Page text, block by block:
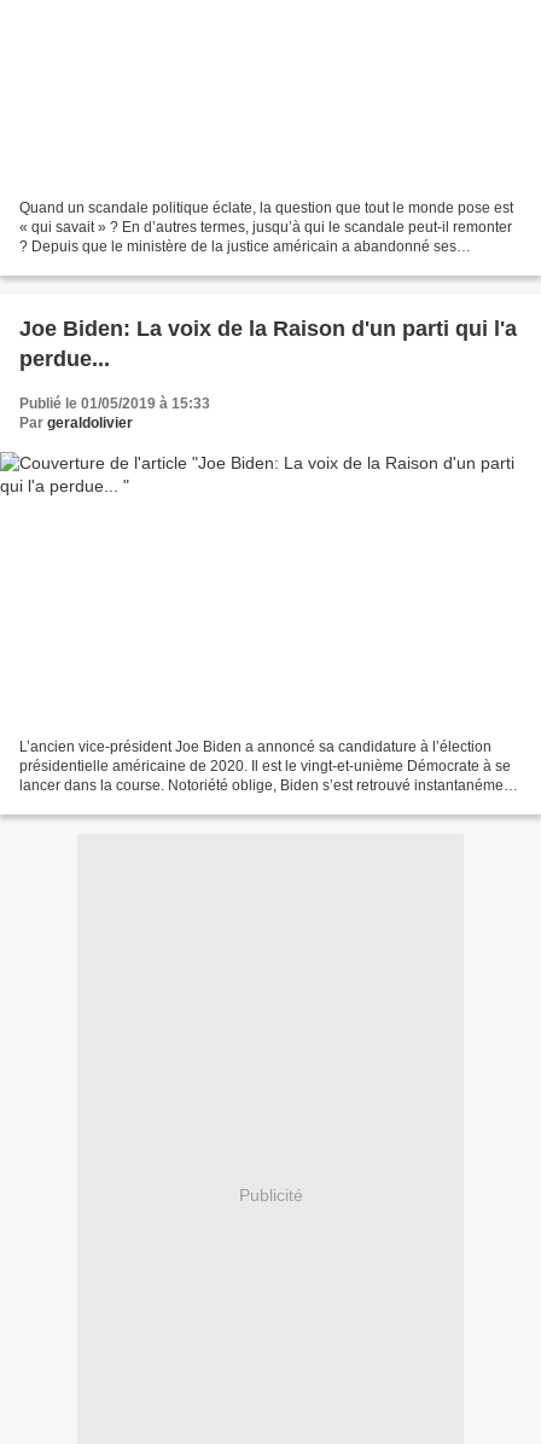
Quand un scandale politique éclate, la question que tout le monde pose est
« qui savait » ? En d’autres termes, jusqu’à qui le scandale peut-il remonter
? Depuis que le ministère de la justice américain a abandonné ses
Joe Biden: La voix de la Raison d'un parti qui l'a
perdue...
Publié le 01/05/2019 à 15:33
Par geraldolivier
L’ancien vice-président Joe Biden a annoncé sa candidature à l’élection
présidentielle américaine de 2020. Il est le vingt-et-unième Démocrate à se
lancer dans la course. Notoriété oblige, Biden s’est retrouvé instantanément
Publicité